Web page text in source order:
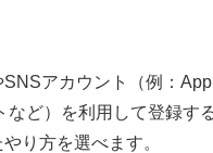
SNSアカウント（例：
など）を利用して登録す
り方を選べます。